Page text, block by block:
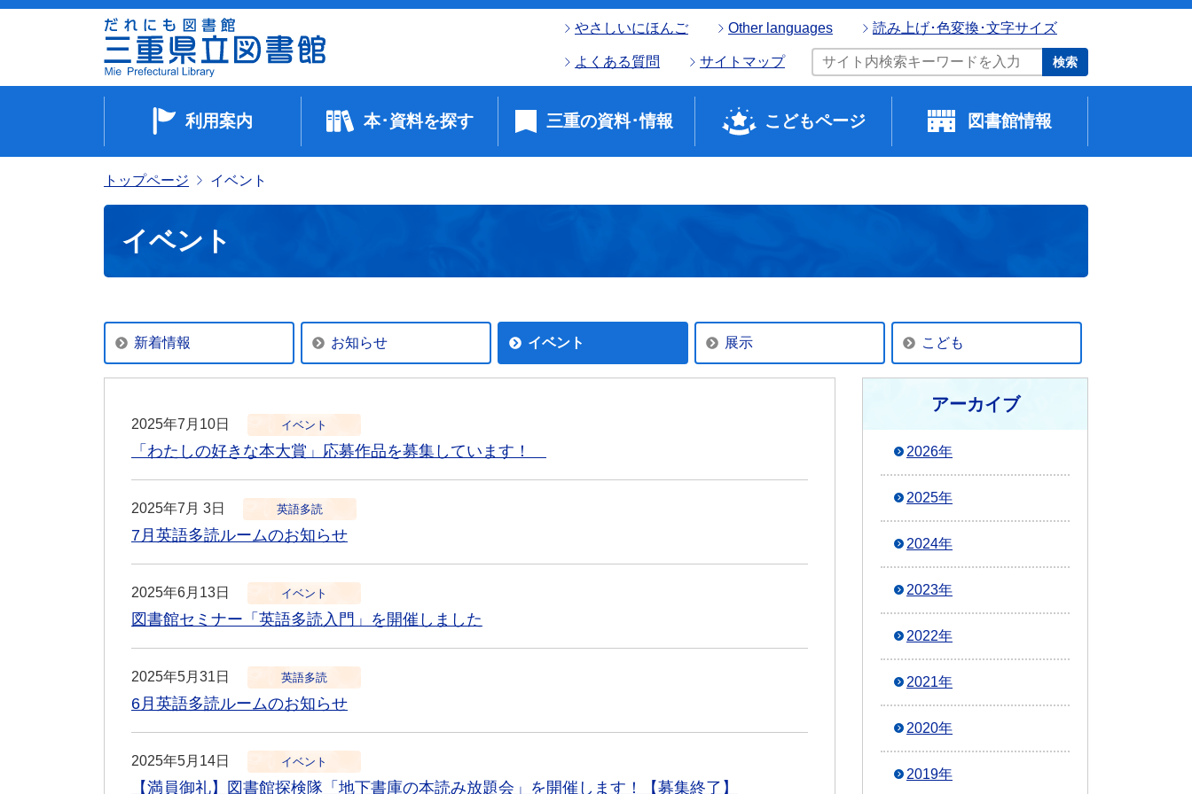
やさしいにほんご Other languages 読み上げ･色変換･文字サイズ
よくある質問 サイトマップ 検索
利用案内 本･資料を探す 三重の資料･情報 こどもページ 図書館情報
トップページ イベント
イベント
新着情報 お知らせ イベント 展示 こども
2025年7月10日 イベント
「わたしの好きな本大賞」応募作品を募集しています！
2025年7月 3日 英語多読
7月英語多読ルームのお知らせ
2025年6月13日 イベント
図書館セミナー「英語多読入門」を開催しました
2025年5月31日 英語多読
6月英語多読ルームのお知らせ
2025年5月14日 イベント
【満員御礼】図書館探検隊「地下書庫の本読み放題会」を開催します！【募集終了】
アーカイブ
2026年
2025年
2024年
2023年
2022年
2021年
2020年
2019年